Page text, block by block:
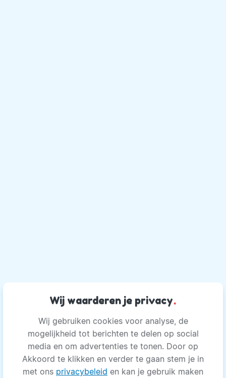
Wij waarderen je privacy.
Wij gebruiken cookies voor analyse, de
mogelijkheid tot berichten te delen op social
media en om advertenties te tonen. Door op
Akkoord te klikken en verder te gaan stem je in
met ons privacybeleid en kan je gebruik maken